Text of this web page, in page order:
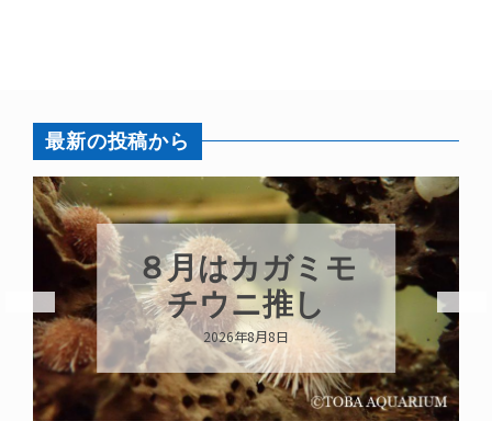
最新の投稿から
８月はカガミモ
チウニ推し
2026年8月8日